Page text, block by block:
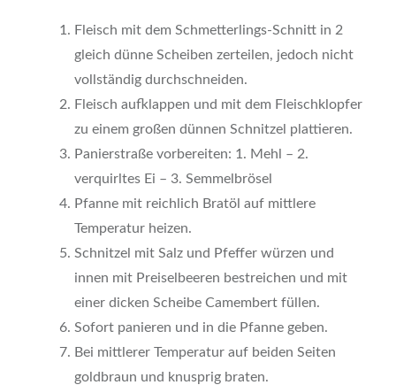
Fleisch mit dem Schmetterlings-Schnitt in 2
gleich dünne Scheiben zerteilen, jedoch nicht
vollständig durchschneiden.
Fleisch aufklappen und mit dem Fleischklopfer
zu einem großen dünnen Schnitzel plattieren.
Panierstraße vorbereiten: 1. Mehl – 2.
verquirltes Ei – 3. Semmelbrösel
Pfanne mit reichlich Bratöl auf mittlere
Temperatur heizen.
Schnitzel mit Salz und Pfeffer würzen und
innen mit Preiselbeeren bestreichen und mit
einer dicken Scheibe Camembert füllen.
Sofort panieren und in die Pfanne geben.
Bei mittlerer Temperatur auf beiden Seiten
goldbraun und knusprig braten.